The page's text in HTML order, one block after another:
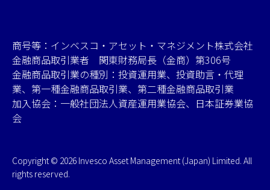
商号等：インベスコ・アセット・マネジメント株式会社
金融商品取引業者 関東財務局長（金商）第306号
金融商品取引業の種別：投資運用業、投資助言・代理
業、第一種金融商品取引業、第二種金融商品取引業
加入協会：一般社団法人資産運用業協会、日本証券業協
会
Copyright © 2026 Invesco Asset Management (Japan) Limited. All
rights reserved.